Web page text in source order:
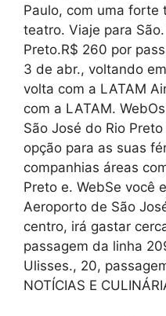
Paulo, com uma
teatro. Viaje para
Preto.R$ 260 por
3 de abr., voltando
volta com a LATAM
com a LATAM.
São José do Rio
opção para as suas
companhias áreas
Preto e. WebSe você
Aeroporto de São
centro, irá gastar
passagem da linha
Ulisses., 20,
NOTÍCIAS E